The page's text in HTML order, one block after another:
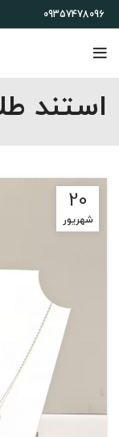
09357478096
استند
20
شهریور